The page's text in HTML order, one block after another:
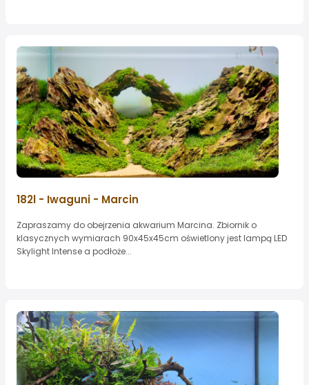
182l - Iwaguni - Marcin
Zapraszamy do obejrzenia akwarium Marcina. Zbiornik o
klasycznych wymiarach 90x45x45cm oświetlony jest lampą LED
Skylight Intense a podłoże...